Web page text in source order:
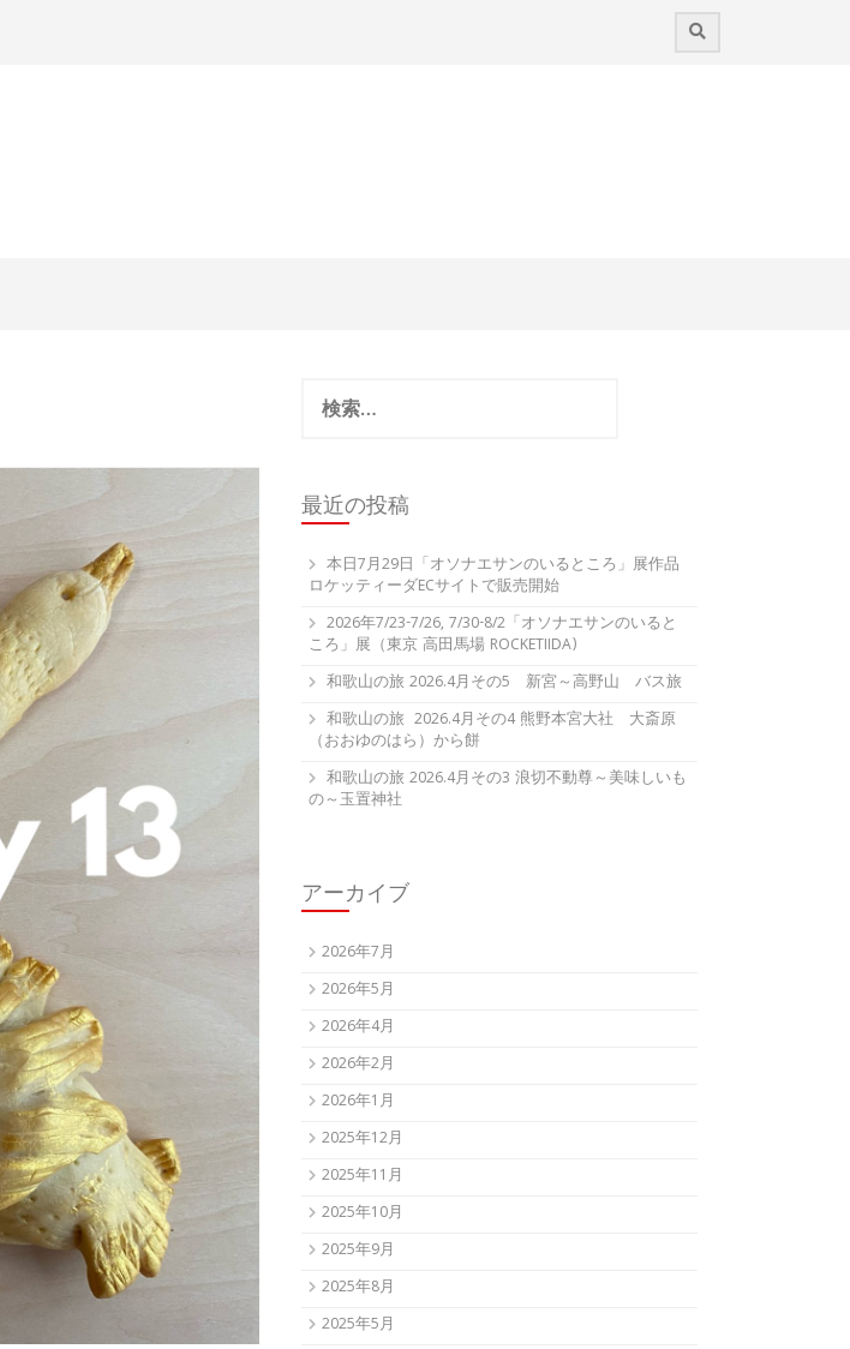
最近の投稿
本日7月29日「オソナエサンのいるところ」展作品
ロケッティーダECサイトで販売開始
2026年7/23-7/26, 7/30-8/2「オソナエサンのいると
ころ」展（東京 高田馬場 ROCKETIIDA)
和歌山の旅 2026.4月その5 新宮～高野山 バス旅
和歌山の旅 2026.4月その4 熊野本宮大社 大斎原
（おおゆのはら）から餅
和歌山の旅 2026.4月その3 浪切不動尊～美味しいも
の～玉置神社
アーカイブ
2026年7月
2026年5月
2026年4月
2026年2月
2026年1月
2025年12月
2025年11月
2025年10月
2025年9月
2025年8月
2025年5月